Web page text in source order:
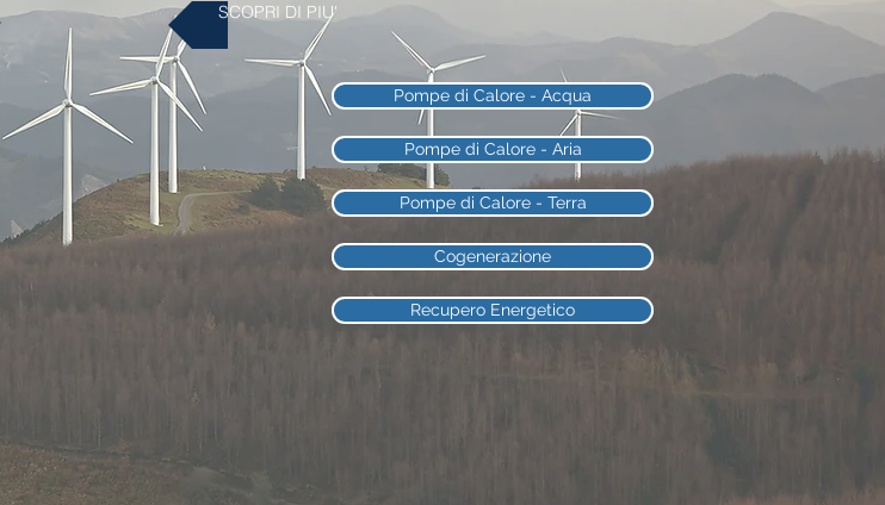
SCOPRI DI PIU'
Pompe di Calore - Acqua
Pompe di Calore - Aria
Pompe di Calore - Terra
Cogenerazione
Recupero Energetico